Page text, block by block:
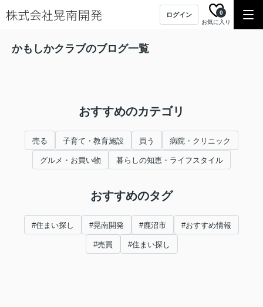
ログイン
お気に入り
0
かもしかクラブのブログ一覧
おすすめのカテゴリ
売る 子育て・教育施設 買う 病院・クリニック
グルメ・お買い物 暮らしの知恵・ライフスタイル
おすすめのタグ
#住まい探し #晃南開発 #鹿沼市 #おすすめ情報
#売買 #住まい探し